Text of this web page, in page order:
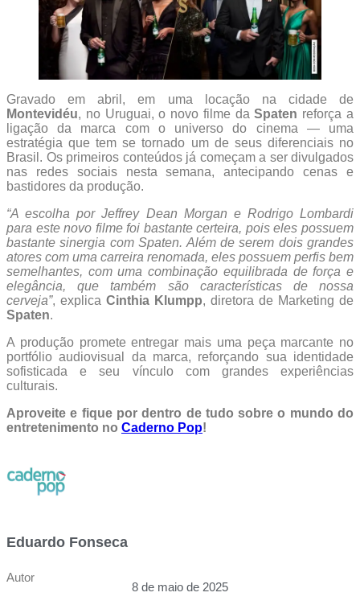
Gravado em abril, em uma locação na cidade de
Montevidéu, no Uruguai, o novo filme daSpaten reforça a
ligação da marca com o universo do cinema — uma
estratégia que tem se tornado um de seus diferenciais no
Brasil. Os primeiros conteúdos já começam a ser divulgados
nas redes sociais nesta semana, antecipando cenas e
bastidores da produção.
“A escolha por Jeffrey Dean Morgan e Rodrigo Lombardi
para este novo filme foi bastante certeira, pois eles possuem
bastante sinergia com Spaten. Além de serem dois grandes
atores com uma carreira renomada, eles possuem perfis bem
semelhantes, com uma combinação equilibrada de força e
elegância, que também são características de nossa
cerveja”, explica Cinthia Klumpp, diretora de Marketing de
Spaten.
A produção promete entregar mais uma peça marcante no
portfólio audiovisual da marca, reforçando sua identidade
sofisticada e seu vínculo com grandes experiências
culturais.
Aproveite e fique por dentro de tudo sobre o mundo do
entretenimento no Caderno Pop!
Eduardo Fonseca
Autor
8 de maio de 2025